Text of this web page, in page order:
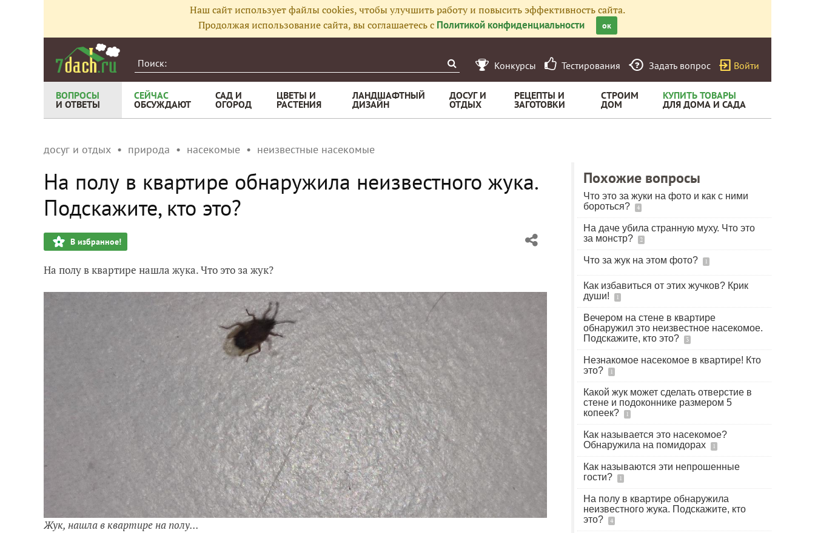
Наш сайт использует файлы cookies, чтобы улучшить работу и повысить эффективность сайта.
Продолжая использование сайта, вы соглашаетесь с Политикой конфиденциальности ок
Конкурсы Тестирования Задать вопрос Войти
ВОПРОСЫ
И ОТВЕТЫ
СЕЙЧАС
ОБСУЖДАЮТ
САД И
ОГОРОД
ЦВЕТЫ И
РАСТЕНИЯ
ЛАНДШАФТНЫЙ
ДИЗАЙН
ДОСУГ И
ОТДЫХ
РЕЦЕПТЫ И
ЗАГОТОВКИ
СТРОИМ
ДОМ
КУПИТЬ ТОВАРЫ
ДЛЯ ДОМА И САДА
досуг и отдых природа насекомые неизвестные насекомые
На полу в квартире обнаружила неизвестного жука.
Подскажите, кто это?
В избранное!
На полу в квартире нашла жука. Что это за жук?
Жук, нашла в квартире на полу...
Похожие вопросы
Что это за жуки на фото и как с ними
бороться?
4
На даче убила странную муху. Что это
за монстр?
2
Что за жук на этом фото? 1
Как избавиться от этих жучков? Крик
души!
1
Вечером на стене в квартире
обнаружил это неизвестное насекомое.
Подскажите, кто это?
3
Незнакомое насекомое в квартире! Кто
это?
1
Какой жук может сделать отверстие в
стене и подоконнике размером 5
копеек?
1
Как называется это насекомое?
Обнаружила на помидорах
1
Как называются эти непрошенные
гости?
1
На полу в квартире обнаружила
неизвестного жука. Подскажите, кто
это?
4